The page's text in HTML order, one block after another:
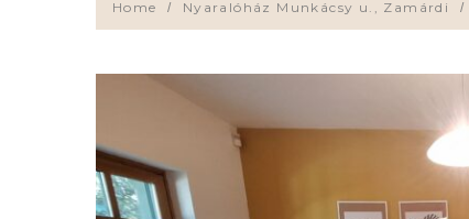
Home Nyaralóház Munkácsy u., Zamárdi